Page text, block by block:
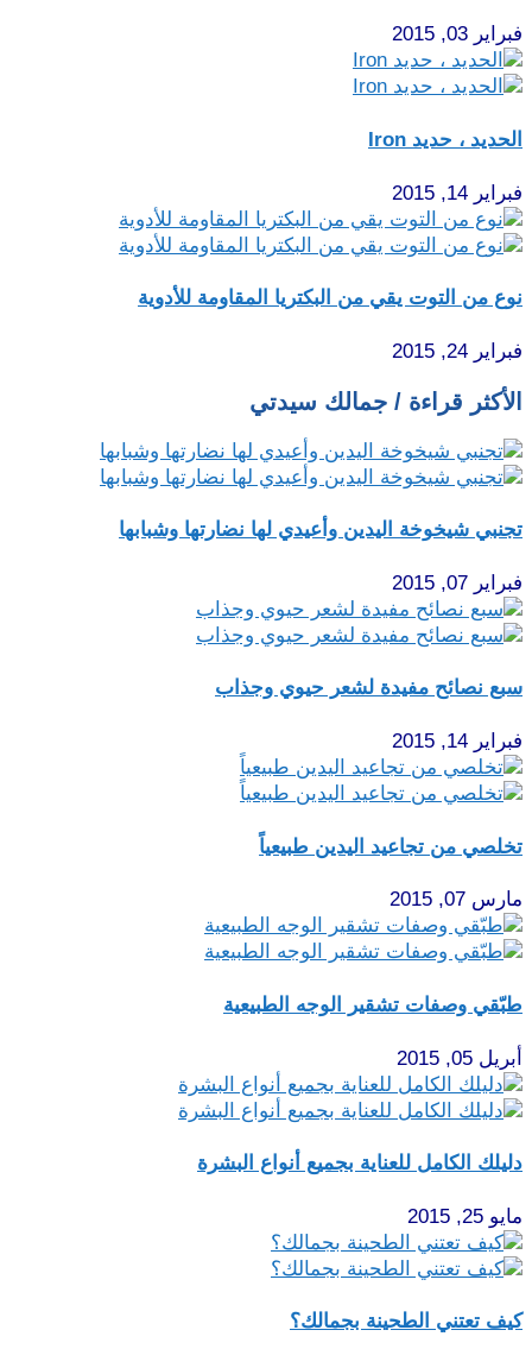
فبراير 03, 2015
الحديد ، حديد Iron
فبراير 14, 2015
نوع من التوت يقي من البكتريا المقاومة للأدوية
فبراير 24, 2015
الأكثر قراءة / جمالك سيدتي
تجنبي شيخوخة اليدين وأعيدي لها نضارتها وشبابها
فبراير 07, 2015
سبع نصائح مفيدة لشعر حيوي وجذاب
فبراير 14, 2015
تخلصي من تجاعيد اليدين طبيعياً
مارس 07, 2015
طبّقي وصفات تشقير الوجه الطبيعية
أبريل 05, 2015
دليلك الكامل للعناية بجميع أنواع البشرة
مايو 25, 2015
كيف تعتني الطحينة بجمالك؟